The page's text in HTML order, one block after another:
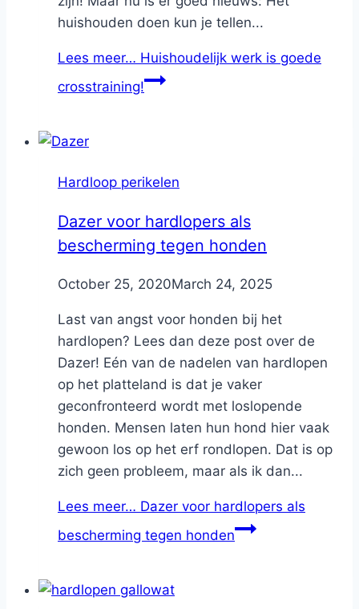
huishouden doen kun je tellen...
Lees meer… Huishoudelijk werk is goede
crosstraining!
Hardloop perikelen
Dazer voor hardlopers als
bescherming tegen honden
ByNicole
October 25, 2020March 24, 2025
Last van angst voor honden bij het
hardlopen? Lees dan deze post over de
Dazer! Eén van de nadelen van hardlopen
op het platteland is dat je vaker
geconfronteerd wordt met loslopende
honden. Mensen laten hun hond hier vaak
gewoon los op het erf rondlopen. Dat is op
zich geen probleem, maar als ik dan...
Lees meer… Dazer voor hardlopers als
bescherming tegen honden